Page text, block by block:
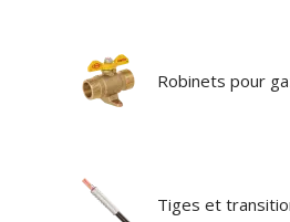
Robinets pour
Tiges et